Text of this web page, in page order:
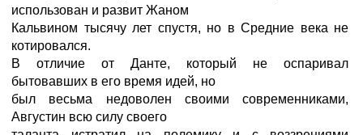
использован и развит Жаном
Кальвином тысячу лет спустя, но в Средние века не
котировался.
В отличие от Данте, который не оспаривал
бытовавших в его время идей, но
был весьма недоволен своими современниками,
Августин всю силу своего